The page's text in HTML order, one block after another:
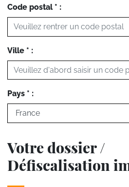
Code postal * :
Ville * :
Pays * :
Votre dossier /
Défiscalisation